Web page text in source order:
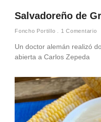
Salvadoreño de
Foncho Portillo 1 Comentario
Un doctor alemán realizó
abierta a Carlos Zepeda